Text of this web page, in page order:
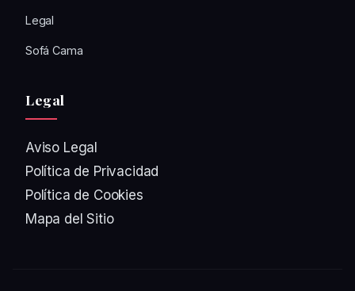
Legal
Sofá Cama
Legal
Aviso Legal
Política de Privacidad
Política de Cookies
Mapa del Sitio